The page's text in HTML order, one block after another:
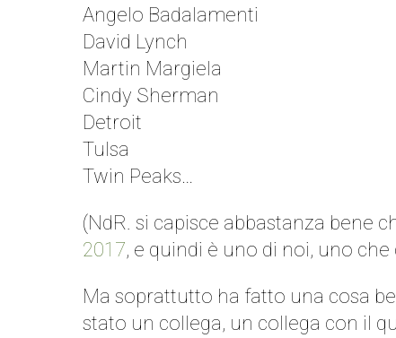
Angelo Badalamenti
David Lynch
Martin Margiela
Cindy Sherman
Detroit
Tulsa
Twin Peaks…
(NdR. si capisce abbastanza bene
2017, e quindi è uno di noi, uno
Ma soprattutto ha fatto una cosa
stato un collega, un collega con il